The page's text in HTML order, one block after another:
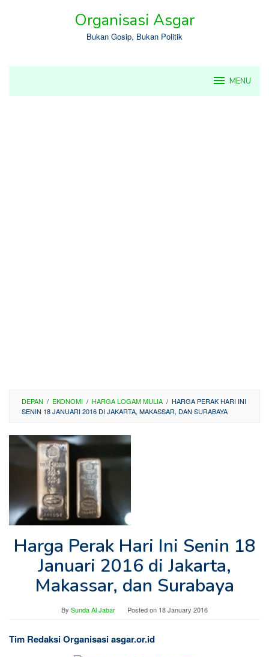
Organisasi Asgar
Bukan Gosip, Bukan Politik
MENU
DEPAN / EKONOMI / HARGA LOGAM MULIA / HARGA PERAK HARI INI
SENIN 18 JANUARI 2016 DI JAKARTA, MAKASSAR, DAN SURABAYA
Harga Perak Hari Ini Senin 18
Januari 2016 di Jakarta,
Makassar, dan Surabaya
By Sunda Al Jabar Posted on 18 January 2016
Tim Redaksi Organisasi asgar.or.id